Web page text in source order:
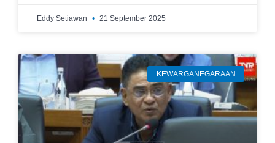
Eddy Setiawan 21 September 2025
KEWARGANEGARAAN